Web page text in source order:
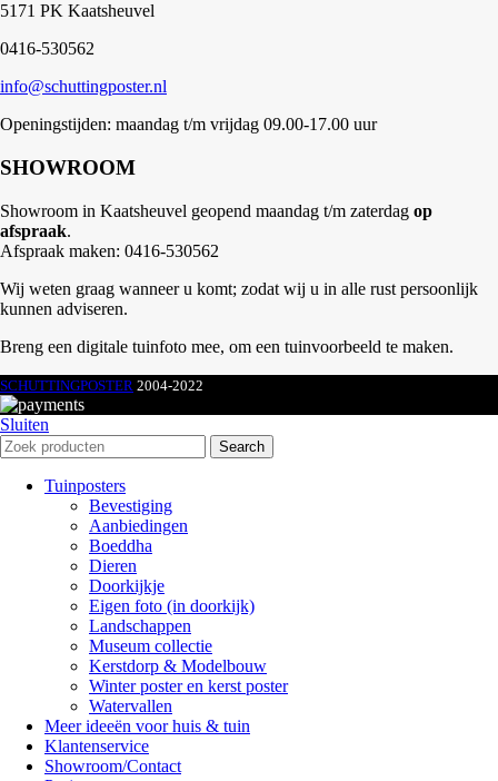
5171 PK Kaatsheuvel
0416-530562
info@schuttingposter.nl
Openingstijden: maandag t/m vrijdag 09.00-17.00 uur
SHOWROOM
Showroom in Kaatsheuvel geopend maandag t/m zaterdag op
afspraak.
Afspraak maken: 0416-530562
Wij weten graag wanneer u komt; zodat wij u in alle rust persoonlijk
kunnen adviseren.
Breng een digitale tuinfoto mee, om een tuinvoorbeeld te maken.
SCHUTTINGPOSTER 2004-2022
Sluiten
Search
Tuinposters
Bevestiging
Aanbiedingen
Boeddha
Dieren
Doorkijkje
Eigen foto (in doorkijk)
Landschappen
Museum collectie
Kerstdorp & Modelbouw
Winter poster en kerst poster
Watervallen
Meer ideeën voor huis & tuin
Klantenservice
Showroom/Contact